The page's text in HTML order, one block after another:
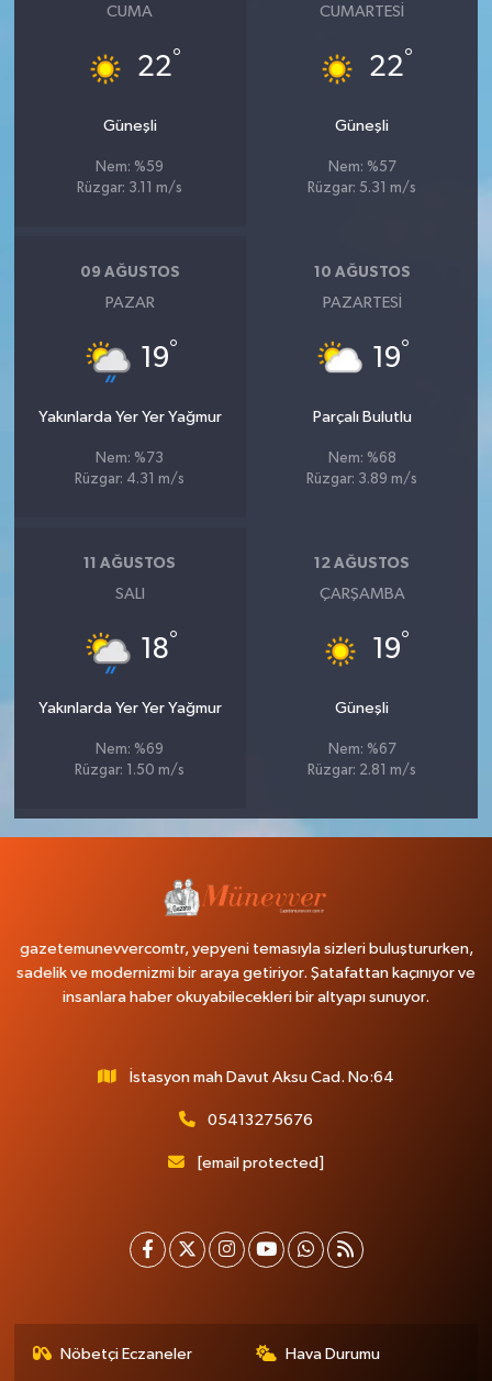
CUMA
22°
Güneşli
Nem: %59
Rüzgar: 3.11 m/s
CUMARTESI
22°
Güneşli
Nem: %57
Rüzgar: 5.31 m/s
09 AĞUSTOS
PAZAR
19°
Yakınlarda Yer Yer Yağmur
Nem: %73
Rüzgar: 4.31 m/s
10 AĞUSTOS
PAZARTESI
19°
Parçalı Bulutlu
Nem: %68
Rüzgar: 3.89 m/s
11 AĞUSTOS
SALI
18°
Yakınlarda Yer Yer Yağmur
Nem: %69
Rüzgar: 1.50 m/s
12 AĞUSTOS
ÇARŞAMBA
19°
Güneşli
Nem: %67
Rüzgar: 2.81 m/s
gazetemunevvercomtr, yepyeni temasıyla sizleri buluştururken,
sadelik ve modernizmi bir araya getiriyor. Şatafattan kaçınıyor ve
insanlara haber okuyabilecekleri bir altyapı sunuyor.
İstasyon mah Davut Aksu Cad. No:64
05413275676
[email protected]
Nöbetçi Eczaneler Hava Durumu